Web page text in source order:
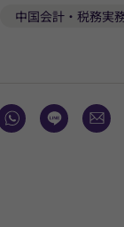
中国会計・税務実